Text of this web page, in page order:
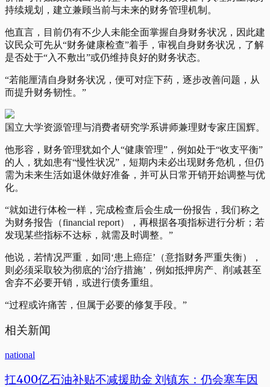
持续规划，建立兼顾当前与未来的财务管理机制。
他直言，目前仍有不少人未能全面掌握自身财务状况，因此建
议民众可先从“财务健康检查”着手，审视自身财务状况，了解
是否处于“入不敷出”或仍维持良好的财务状态。
“若能厘清自身财务状况，便可对症下药，逐步改善问题，从
而提升财务韧性。”
国立大学资源管理与消费者研究学系讲师兼理财专家庄国辉。
他形容，财务管理犹如个人“健康管理”，例如处于“收支平衡”
的人，犹如患有“慢性状况”，短期内未必出现财务危机，但仍
需为未来生活如退休做好准备，并可从日常开销开始调整与优
化。
“就如进行体检一样，完成检查后会生成一份报告，我们称之
为财务报告（financial report），再根据各项指标进行分析；若
发现某些指标不达标，就需及时调整。”
他说，若情况严重，如同‘患上癌症’（意指财务严重失衡），
则必须采取较为彻底的‘治疗措施’，例如抵押房产、削减甚至
舍弃不必要开销，或进行债务重组。
“过程或许痛苦，但属于必要的修复手段。”
相关新闻
national
扛400亿石油补贴不减援助金 刘镇东：仍会塞车因